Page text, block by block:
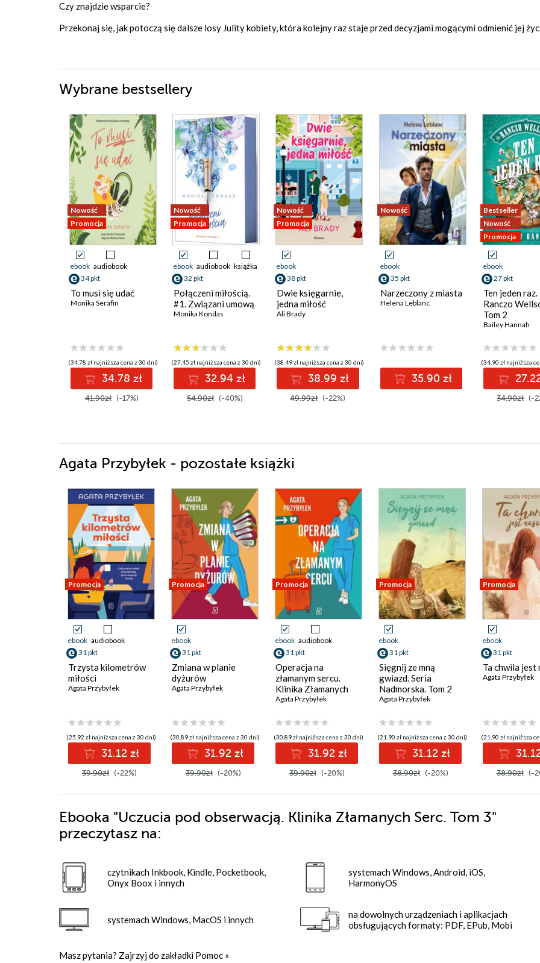
Czy znajdzie wsparcie?
Przekonaj się, jak potoczą się dalsze losy Julity kobiety, która kolejny raz staje przed decyzjami mogącymi odmienić jej
Wybrane bestsellery
Nowość
Promocja
ebook audiobook
34 pkt
To musi się udać
Monika Serafin
(34,78 zł najniższa cena z 30 dni)
34.78 zł
41.90zł (-17%)
Nowość
Promocja
ebook audiobook książka
32 pkt
Połączeni miłością.
#1. Związani umową
Monika Kondas
(27,45 zł najniższa cena z 30 dni)
32.94 zł
54.90zł (-40%)
Nowość
Promocja
ebook
38 pkt
Dwie księgarnie,
jedna miłość
Ali Brady
(38,49 zł najniższa cena z 30 dni)
38.99 zł
49.99zł (-22%)
Nowość
ebook
35 pkt
Narzeczony z miasta
Helena Leblanc
35.90 zł
Bestseller
Nowość
Promocja
ebook
27 pkt
Ten jeden raz.
Ranczo
Tom 2
Bailey Hannah
(34,90 zł najniższa
34.90zł (-
Agata Przybyłek - pozostałe książki
Promocja
ebook audiobook
31 pkt
Trzysta kilometrów
miłości
Agata Przybyłek
(25,92 zł najniższa cena z 30 dni)
31.12 zł
39.90zł (-22%)
Promocja
ebook
31 pkt
Zmiana w planie
dyżurów
Agata Przybyłek
(30,89 zł najniższa cena z 30 dni)
31.92 zł
39.90zł (-20%)
Promocja
ebook audiobook
31 pkt
Operacja na
złamanym sercu.
Klinika Złamanych
Serc. Tom 1
Agata Przybyłek
(30,89 zł najniższa cena z 30 dni)
31.92 zł
39.90zł (-20%)
Promocja
ebook
31 pkt
Sięgnij ze mną
gwiazd. Seria
Nadmorska. Tom 2
Agata Przybyłek
(21,90 zł najniższa cena z 30 dni)
31.12 zł
38.90zł (-20%)
Promocja
ebook
31 pkt
Ta chwila jest
Agata Przybyłek
(21,90 zł najniższa
38.90zł (-
Ebooka "Uczucia pod obserwacją. Klinika Złamanych Serc. Tom 3"
przeczytasz na:
czytnikach Inkbook, Kindle, Pocketbook,
Onyx Boox i innych
systemach Windows, MacOS i innych
systemach Windows, Android, iOS,
HarmonyOS
na dowolnych urządzeniach i aplikacjach
obsługujących formaty: PDF, EPub, Mobi
Masz pytania? Zajrzyj do zakładki Pomoc »